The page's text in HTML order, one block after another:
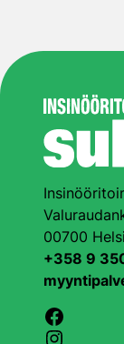
00700
+358 9
Facebook
Instagram